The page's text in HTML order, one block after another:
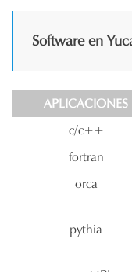
Software en
APLICACIONES
c/c++
fortran
orca
pythia